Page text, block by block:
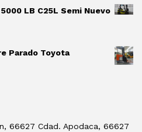
LB C25L Semi Nuevo
Parado Toyota
66627 Cdad. Apodaca, 66627